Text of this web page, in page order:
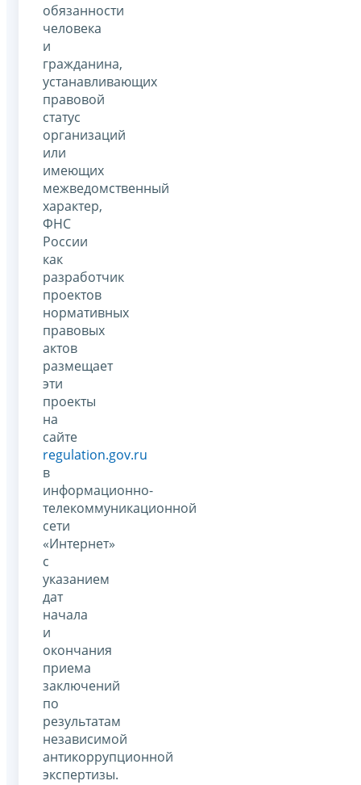
обязанности
человека
и
гражданина,
устанавливающих
правовой
статус
организаций
или
имеющих
межведомственный
характер,
ФНС
России
как
разработчик
проектов
нормативных
правовых
актов
размещает
эти
проекты
на
сайте
regulation.gov.ru
в
информационно-
телекоммуникационной
сети
«Интернет»
с
указанием
дат
начала
и
окончания
приема
заключений
по
результатам
независимой
антикоррупционной
экспертизы.